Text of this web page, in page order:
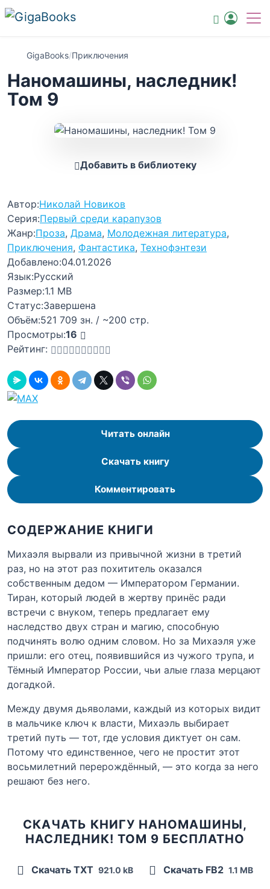
GigaBooks/Приключения
Наномашины, наследник!
Том 9
Добавить в библиотеку
Автор:Николай Новиков
Серия:Первый среди карапузов
Жанр:Проза, Драма, Молодежная литература,
Приключения, Фантастика, Технофэнтези
Добавлено:04.01.2026
Язык:Русский
Размер:1.1 MB
Статус:Завершена
Объём:521 709 зн. / ~200 стр.
Просмотры:16
Рейтинг:
Читать онлайн
Скачать книгу
Комментировать
СОДЕРЖАНИЕ КНИГИ
Михаэля вырвали из привычной жизни в третий
раз, но на этот раз похититель оказался
собственным дедом — Императором Германии.
Тиран, который людей в жертву принёс ради
встречи с внуком, теперь предлагает ему
наследство двух стран и магию, способную
подчинять волю одним словом. Но за Михаэля уже
пришли: его отец, появившийся из чужого трупа, и
Тёмный Император России, чьи алые глаза мерцают
догадкой.
Между двумя дьяволами, каждый из которых видит
в мальчике ключ к власти, Михаэль выбирает
третий путь — тот, где условия диктует он сам.
Потому что единственное, чего не простит этот
восьмилетний перерождённый, — это когда за него
решают без него.
СКАЧАТЬ КНИГУ НАНОМАШИНЫ,
НАСЛЕДНИК! ТОМ 9 БЕСПЛАТНО
Скачать TXT 921.0 kB Скачать FB2 1.1 MB